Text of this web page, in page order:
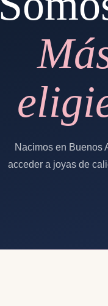
Nacimos en Buenos
acceder a joyas de